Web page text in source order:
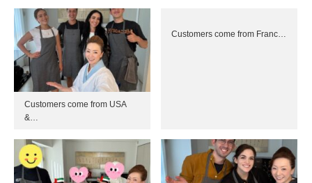
Customers come from USA
&…
Customers come from Franc…